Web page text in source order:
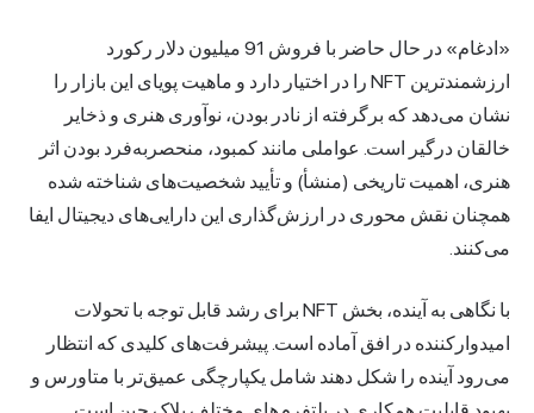
«ادغام» در حال حاضر با فروش 91 میلیون دلار رکورد
ارزشمندترین NFT را در اختیار دارد و ماهیت پویای این بازار را
نشان می‌دهد که برگرفته از نادر بودن، نوآوری هنری و ذخایر
خالقان درگیر است. عواملی مانند کمبود، منحصربه‌فرد بودن اثر
هنری، اهمیت تاریخی (منشأ) و تأیید شخصیت‌های شناخته شده
همچنان نقش محوری در ارزش‌گذاری این دارایی‌های دیجیتال ایفا
می‌کنند.
با نگاهی به آینده، بخش NFT برای رشد قابل توجه با تحولات
امیدوارکننده در افق آماده است. پیشرفت‌های کلیدی که انتظار
می‌رود آینده را شکل دهند شامل یکپارچگی عمیق‌تر با متاورس و